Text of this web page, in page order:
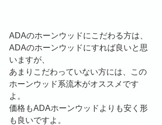
ADAのホーンウッドにこだわる方は、
ADAのホーンウッドにすれば良いと思
いますが、
あまりこだわっていない方には、この
ホーンウッド系流木がオススメです
よ。
価格もADAホーンウッドよりも安く形
も良いですよ。